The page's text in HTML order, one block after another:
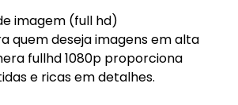
imagem (full hd)
quem deseja imagens em alta
fullhd 1080p proporciona
e ricas em detalhes.